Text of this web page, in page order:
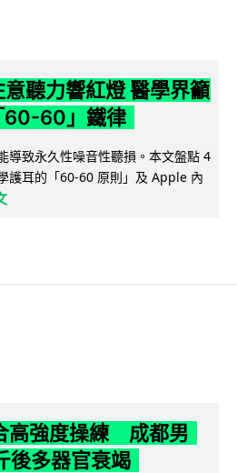
聽力響紅燈 醫學界籲
60-60」鐵律
導致永久性噪音性聽損。本文盤點 4
護耳的「60-60 原則」及 Apple 內
高強度操練 成都男
後多器官衰竭